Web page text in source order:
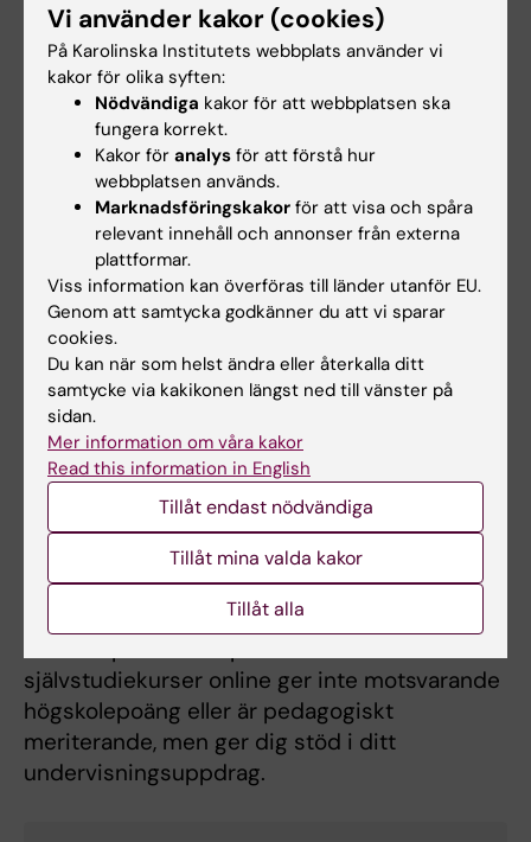
Cederschiöld högskola
14 oktober
Bedömning och återkoppling. Digital workshop
12 november
Peer learning- att lära med och av varandra.
Digital workshop i zoom
2 december
Bedömning och återkoppling i VIL/VFU
Se kalender med alla workshops och kurser inom
undervisning och pedagogik
Självstudiekurser
Du som är lärare eller involverad i utbildning
kan också ta del av många kurser och
självstudiekurser online ger inte motsvarande
högskolepoäng eller är pedagogiskt
meriterande, men ger dig stöd i ditt
undervisningsuppdrag.
Vi använder kakor (cookies)
På Karolinska Institutets webbplats använder vi
kakor för olika syften:
Nödvändiga kakor för att webbplatsen ska
fungera korrekt.
Kakor för analys för att förstå hur
webbplatsen används.
Marknadsföringskakor för att visa och spåra
relevant innehåll och annonser från externa
plattformar.
Viss information kan överföras till länder utanför EU.
Genom att samtycka godkänner du att vi sparar
cookies.
Du kan när som helst ändra eller återkalla ditt
samtycke via kakikonen längst ned till vänster på
sidan.
Mer information om våra kakor
Read this information in English
Tillåt endast nödvändiga
Tillåt mina valda kakor
Tillåt alla